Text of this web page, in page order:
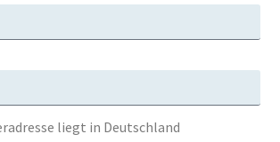
liegt in Deutschland